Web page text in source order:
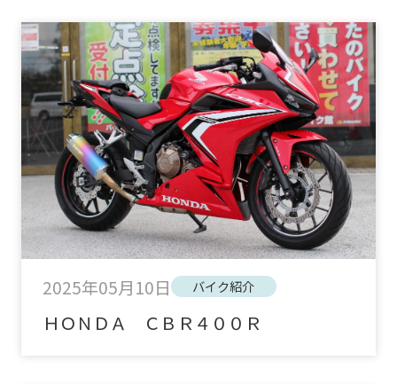
2025年05月10日 バイク紹介
ＨＯＮＤＡ ＣＢＲ４００Ｒ